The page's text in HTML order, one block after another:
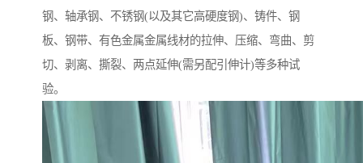
钢、轴承钢、不锈钢(以及其它高硬度钢)、铸件、钢
板、钢带、有色金属金属线材的拉伸、压缩、弯曲、剪
切、剥离、撕裂、两点延伸(需另配引伸计)等多种试
验。